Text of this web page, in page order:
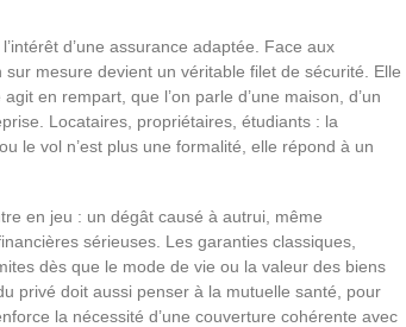
d’une assurance adaptée. Face aux
mesure devient un véritable filet de sécurité. Elle
en rempart, que l’on parle d’une maison, d’un
Locataires, propriétaires, étudiants : la
le vol n’est plus une formalité, elle répond à un
en jeu : un dégât causé à autrui, même
sérieuses. Les garanties classiques,
dès que le mode de vie ou la valeur des biens
privé doit aussi penser à la mutuelle santé, pour
la nécessité d’une couverture cohérente avec